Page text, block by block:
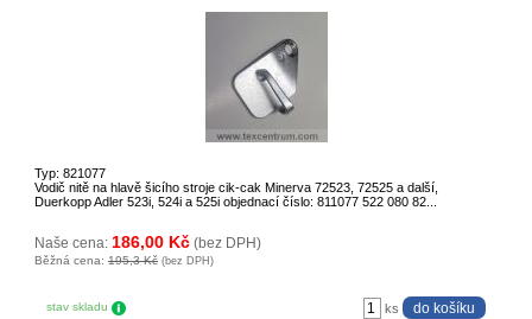
Typ: 821077
Vodič nitě na hlavě šicího stroje cik-cak Minerva 72523, 72525 a další,
Duerkopp Adler 523i, 524i a 525i objednací číslo: 811077 522 080 82...
Naše cena: 186,00 Kč (bez DPH)
Běžná cena: 195,3 Kč (bez DPH)
stav skladu ks